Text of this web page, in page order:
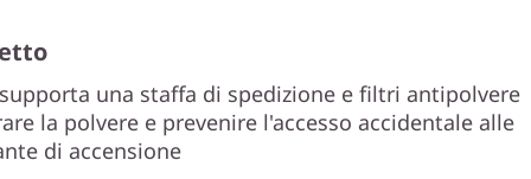
una staffa di spedizione e filtri antipolvere
la polvere e prevenire l'accesso accidentale alle
di accensione